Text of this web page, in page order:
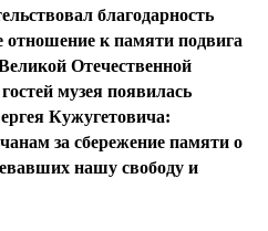
благодарность
к памяти подвига
Отечественной
музея появилась
Кужугетовича:
за сбережение памяти о
нашу свободу и